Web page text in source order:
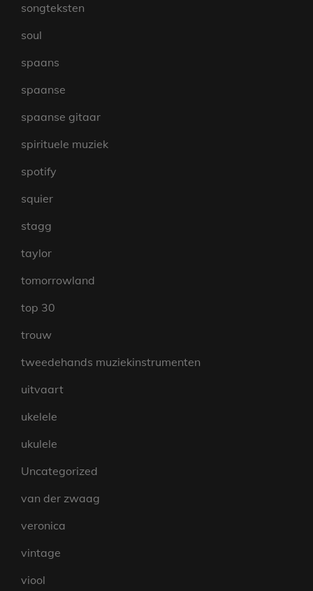
songteksten
soul
spaans
spaanse
spaanse gitaar
spirituele muziek
spotify
squier
stagg
taylor
tomorrowland
top 30
trouw
tweedehands muziekinstrumenten
uitvaart
ukelele
ukulele
Uncategorized
van der zwaag
veronica
vintage
viool